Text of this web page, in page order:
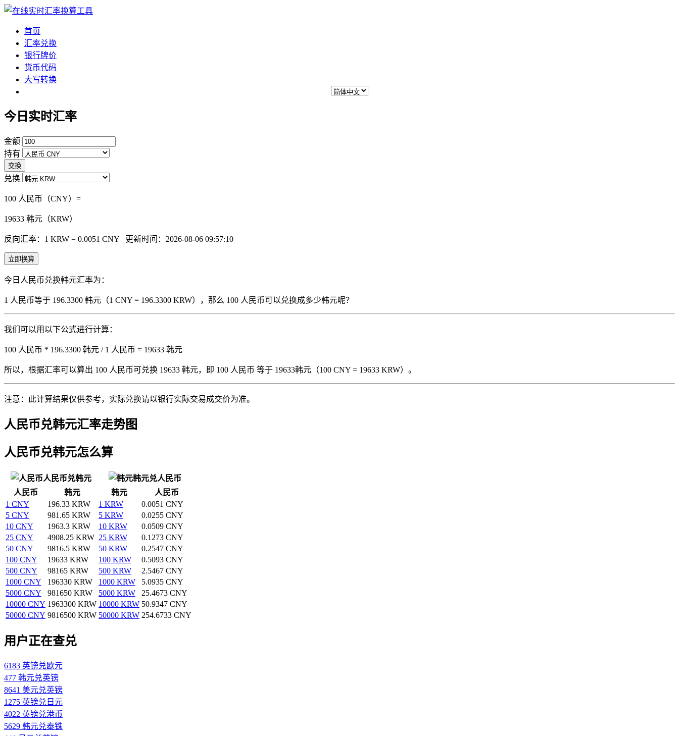
首页
汇率兑换
银行牌价
货币代码
大写转换
今日实时汇率
金额
持有
交换
兑换
100 人民币（CNY）=
19633 韩元（KRW）
反向汇率：1 KRW = 0.0051 CNY 更新时间：2026-08-06 09:57:10
立即换算
今日人民币兑换韩元汇率为：
1 人民币等于 196.3300 韩元（1 CNY = 196.3300 KRW），那么 100 人民币可以兑换成多少韩元呢？
我们可以用以下公式进行计算：
100 人民币 * 196.3300 韩元 / 1 人民币 = 19633 韩元
所以，根据汇率可以算出 100 人民币可兑换 19633 韩元，即 100 人民币 等于 19633韩元（100 CNY = 19633 KRW）。
注意：此计算结果仅供参考，实际兑换请以银行实际交易成交价为准。
人民币兑韩元汇率走势图
人民币兑韩元怎么算
人民币兑韩元
韩元兑人民币
人民币
韩元 韩元
人民币
1 CNY
196.33 KRW 1 KRW
0.0051 CNY
5 CNY
981.65 KRW 5 KRW
0.0255 CNY
10 CNY
1963.3 KRW 10 KRW
0.0509 CNY
25 CNY
4908.25 KRW 25 KRW
0.1273 CNY
50 CNY
9816.5 KRW 50 KRW
0.2547 CNY
100 CNY
19633 KRW 100 KRW
0.5093 CNY
500 CNY
98165 KRW 500 KRW
2.5467 CNY
1000 CNY
196330 KRW 1000 KRW
5.0935 CNY
5000 CNY
981650 KRW 5000 KRW
25.4673 CNY
10000 CNY 1963300 KRW 10000 KRW 50.9347 CNY
50000 CNY 9816500 KRW 50000 KRW 254.6733 CNY
用户正在查兑
6183 英镑兑欧元
477 韩元兑英镑
8641 美元兑英镑
1275 英镑兑日元
4022 英镑兑港币
5629 韩元兑泰铢